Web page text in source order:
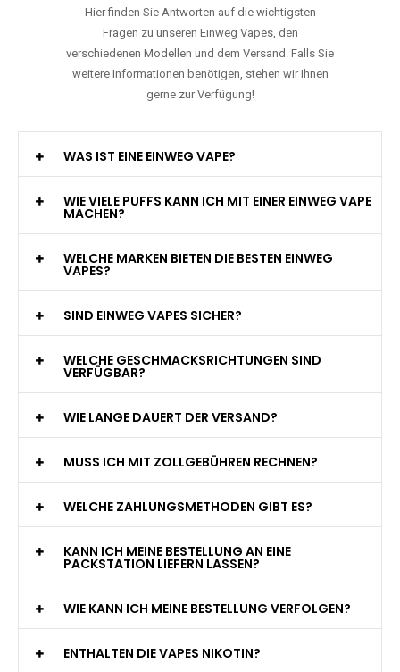
Hier finden Sie Antworten auf die wichtigsten
Fragen zu unseren Einweg Vapes, den
verschiedenen Modellen und dem Versand. Falls Sie
weitere Informationen benötigen, stehen wir Ihnen
gerne zur Verfügung!
WAS IST EINE EINWEG VAPE?
WIE VIELE PUFFS KANN ICH MIT EINER EINWEG VAPE
MACHEN?
WELCHE MARKEN BIETEN DIE BESTEN EINWEG
VAPES?
SIND EINWEG VAPES SICHER?
WELCHE GESCHMACKSRICHTUNGEN SIND
VERFÜGBAR?
WIE LANGE DAUERT DER VERSAND?
MUSS ICH MIT ZOLLGEBÜHREN RECHNEN?
WELCHE ZAHLUNGSMETHODEN GIBT ES?
KANN ICH MEINE BESTELLUNG AN EINE
PACKSTATION LIEFERN LASSEN?
WIE KANN ICH MEINE BESTELLUNG VERFOLGEN?
ENTHALTEN DIE VAPES NIKOTIN?